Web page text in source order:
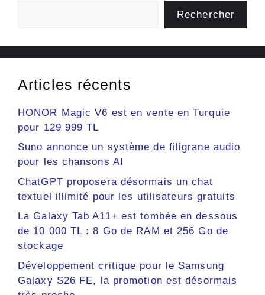
Rechercher
Articles récents
HONOR Magic V6 est en vente en Turquie
pour 129 999 TL
Suno annonce un système de filigrane audio
pour les chansons AI
ChatGPT proposera désormais un chat
textuel illimité pour les utilisateurs gratuits
La Galaxy Tab A11+ est tombée en dessous
de 10 000 TL : 8 Go de RAM et 256 Go de
stockage
Développement critique pour le Samsung
Galaxy S26 FE, la promotion est désormais